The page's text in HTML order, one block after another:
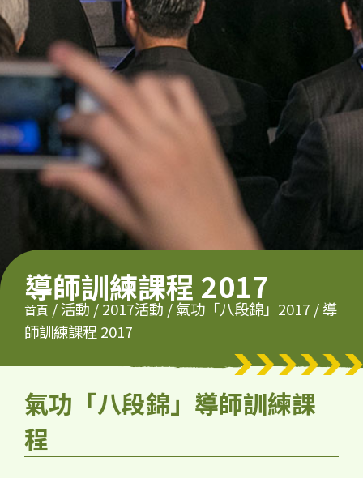
導師訓練課程 2017
首頁 /活動/2017活動 /氣功「八段錦」2017 /導
師訓練課程 2017
氣功「八段錦」導師訓練課
程